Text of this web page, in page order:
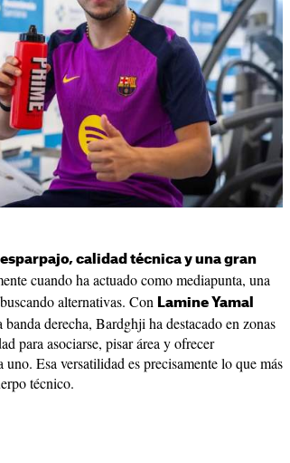
calidad técnica y una gran
cuando ha actuado como mediapunta, una
alternativas. Con
Lamine Yamal
derecha, Bardghji ha destacado en zonas
para asociarse, pisar área y ofrecer
Esa versatilidad es precisamente lo que más
técnico.